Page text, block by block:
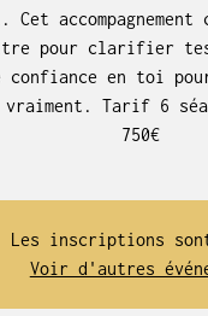
Cet
pour clarifier
confiance en toi
vraiment. Tarif 6
750€
Les inscriptions
Voir d'autres